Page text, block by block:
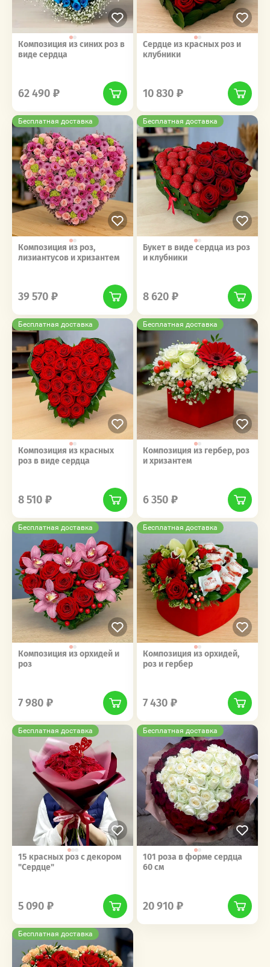
Композиция из синих роз в
виде сердца
62 490
Сердце из красных роз и
клубники
10 830
Бесплатная доставка
Композиция из роз,
лизиантусов и хризантем
39 570
Бесплатная доставка
Букет в виде сердца из роз
и клубники
8 620
Бесплатная доставка
Композиция из красных
роз в виде сердца
8 510
Бесплатная доставка
Композиция из гербер, роз
и хризантем
6 350
Бесплатная доставка
Композиция из орхидей и
роз
7 980
Бесплатная доставка
Композиция из орхидей,
роз и гербер
7 430
Бесплатная доставка
15 красных роз с декором
"Сердце"
5 090
Бесплатная доставка
101 роза в форме сердца
60 см
20 910
Бесплатная доставка